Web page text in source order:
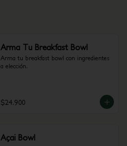
Arma Tu Breakfast Bowl
Arma tu breakfast bowl con ingredientes
a elección.
$24.900
Açai Bowl